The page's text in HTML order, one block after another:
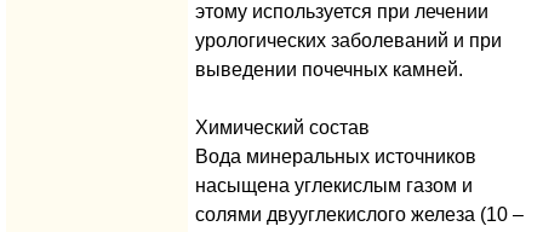
этому используется при лечении
урологических заболеваний и при
выведении почечных камней.
Химический состав
Вода минеральных источников
насыщена углекислым газом и
солями двууглекислого железа (10 –